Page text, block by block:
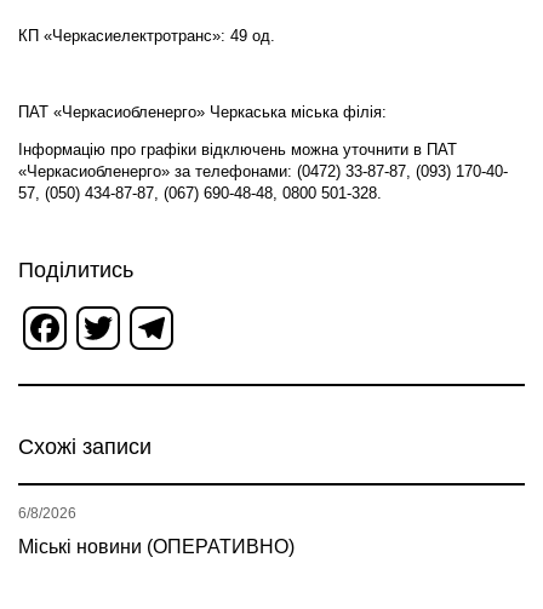
КП «Черкасиелектротранс»: 49 од.
ПАТ «Черкасиобленерго» Черкаська міська філія:
Інформацію про графіки відключень можна уточнити в ПАТ
«Черкасиобленерго» за телефонами: (0472) 33-87-87, (093) 170-40-
57, (050) 434-87-87, (067) 690-48-48, 0800 501-328.
Поділитись
Facebook
Twitter
Схожі записи
Міські новини (ОПЕРАТИВНО)
6/8/2026